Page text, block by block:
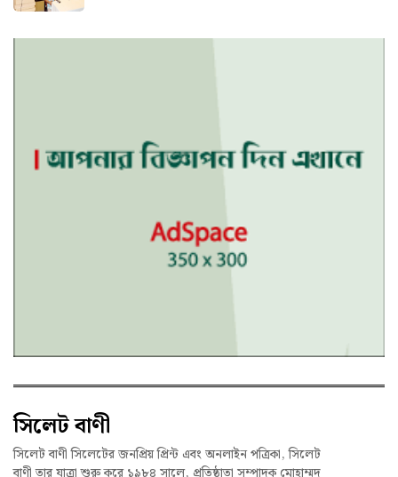
সিলেট বাণী
সিলেট বাণী সিলেটের জনপ্রিয় প্রিন্ট এবং অনলাইন পত্রিকা, সিলেট